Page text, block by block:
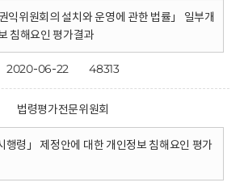
익위원회의 설치와 운영에 관한 법률」 일부개
침해요인 평가결과
2020-06-22 48313
법령평가전문위원회
행령」 제정안에 대한 개인정보 침해요인 평가